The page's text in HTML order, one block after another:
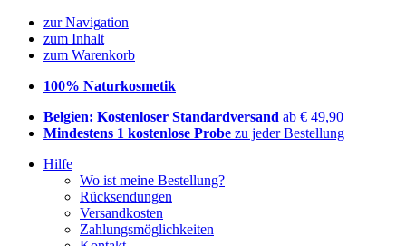
zur Navigation
zum Inhalt
zum Warenkorb
100% Naturkosmetik
Belgien: Kostenloser Standardversand ab € 49,90
Mindestens 1 kostenlose Probe zu jeder Bestellung
Hilfe
Wo ist meine Bestellung?
Rücksendungen
Versandkosten
Zahlungsmöglichkeiten